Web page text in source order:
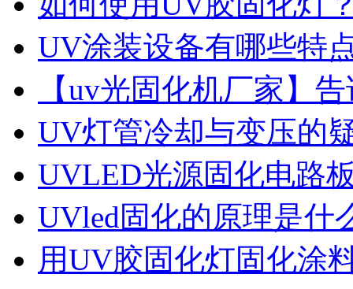
UV涂装设备有哪些特
【uv光固化机厂家】
UV灯管冷却与变压的
UVLED光源固化电路
UVled固化的原理是什
用UV胶固化灯固化涂